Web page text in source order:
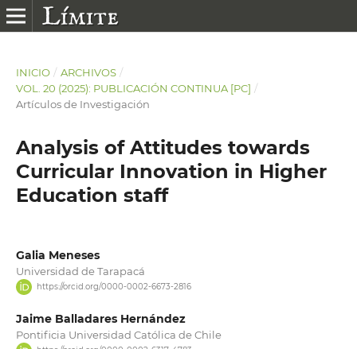
INICIO / ARCHIVOS /
VOL. 20 (2025): PUBLICACIÓN CONTINUA [PC] /
Artículos de Investigación
Analysis of Attitudes towards
Curricular Innovation in Higher
Education staff
Galia Meneses
Universidad de Tarapacá
https://orcid.org/0000-0002-6673-2816
Jaime Balladares Hernández
Pontificia Universidad Católica de Chile